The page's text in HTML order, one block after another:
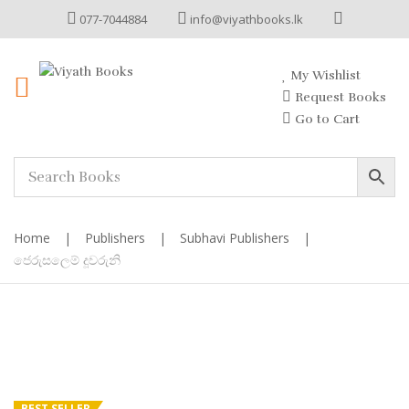
077-7044884 info@viyathbooks.lk
My Wishlist
Request Books
Go to Cart
Home | Publishers | Subhavi Publishers
|
ජෙරුසලෙම් දූවරුනි